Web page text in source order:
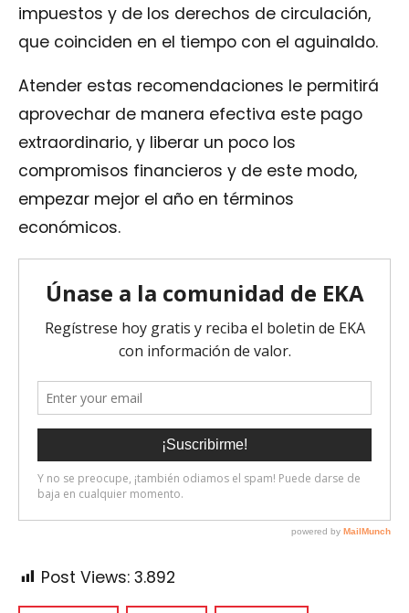
impuestos y de los derechos de circulación,
que coinciden en el tiempo con el aguinaldo.
Atender estas recomendaciones le permitirá
aprovechar de manera efectiva este pago
extraordinario, y liberar un poco los
compromisos financieros y de este modo,
empezar mejor el año en términos
económicos.
Post Views: 3.892